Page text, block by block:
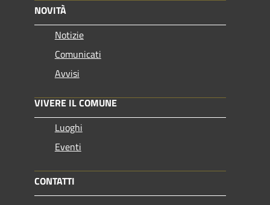
NOVITÀ
Notizie
Comunicati
Avvisi
VIVERE IL COMUNE
Luoghi
Eventi
CONTATTI